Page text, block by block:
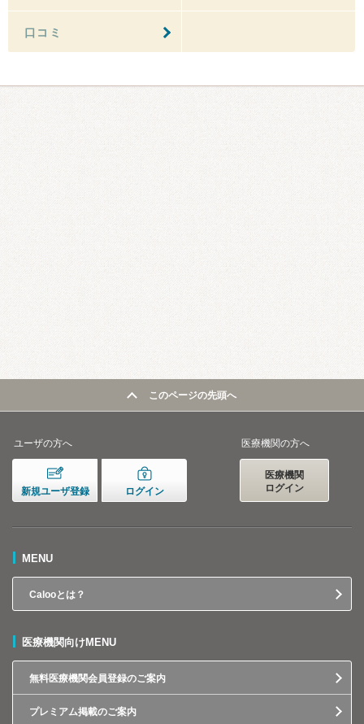
口コミ
このページの先頭へ
ユーザの方へ
新規ユーザ登録 ログイン
医療機関の方へ
医療機関
ログイン
MENU
Calooとは？
医療機関向けMENU
無料医療機関会員登録のご案内
プレミアム掲載のご案内